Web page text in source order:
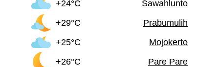
+24°C
Sawahlunto
+29°C
Prabumulih
+25°C
Mojokerto
+26°C
Pare Pare